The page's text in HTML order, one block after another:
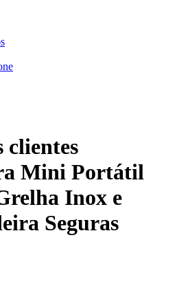
clientes
Mini Portátil
Inox e
Seguras